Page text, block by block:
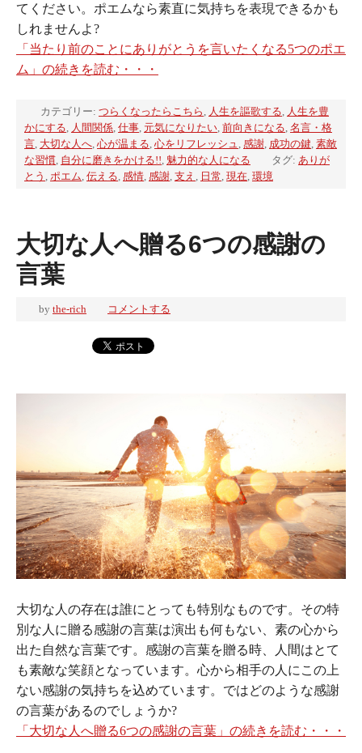
てください。ポエムなら素直に気持ちを表現できるかも
しれませんよ?
「当たり前のことにありがとうを言いたくなる5つのポエ
ム」の続きを読む・・・
カテゴリー: つらくなったらこちら 人生を謳歌する
人生を豊
かにする
人間関係 仕事 元気になりたい 前向きになる 名言・格
言 大切な人へ 心が温まる 心をリフレッシュ 感謝 成功の鍵 素敵
な習慣 自分に磨きをかける!! 魅力的な人になる タグ: ありが
とう
ポエム 伝える 感情 感謝 支え 日常 現在 環境
大切な人へ贈る6つの感謝の
言葉
by the-rich コメントする
大切な人の存在は誰にとっても特別なものです。その特
別な人に贈る感謝の言葉は演出も何もない、素の心から
出た自然な言葉です。感謝の言葉を贈る時、人間はとて
も素敵な笑顔となっています。心から相手の人にこの上
ない感謝の気持ちを込めています。ではどのような感謝
の言葉があるのでしょうか?
「大切な人へ贈る6つの感謝の言葉」の続きを読む・・・